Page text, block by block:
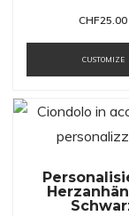
CHF25.00
CUSTOMIZE